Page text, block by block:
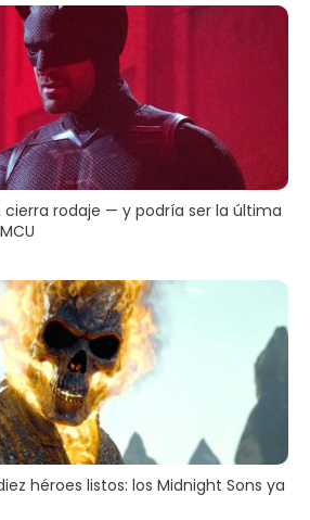
cierra rodaje — y podría ser la última
héroes listos: los Midnight Sons ya